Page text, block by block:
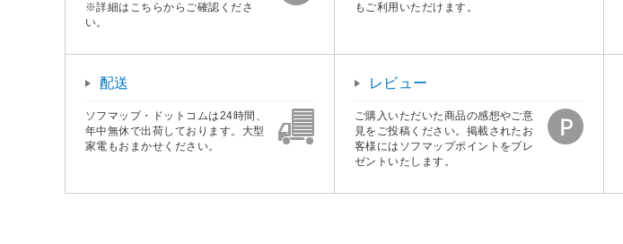
※詳細はこちらからご確認くださ
い。
もご利用いただけます。
配送
ソフマップ・ドットコムは24時間、
年中無休で出荷しております。大型
家電もおまかせください。
レビュー
ご購入いただいた商品の感想やご意
見をご投稿ください。掲載されたお
客様にはソフマップポイントをプレ
ゼントいたします。